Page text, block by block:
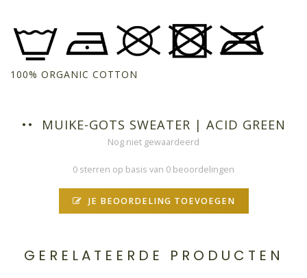
100% ORGANIC COTTON
•• MUIKE-GOTS SWEATER | ACID GREEN
Nog niet gewaardeerd
0 sterren op basis van 0 beoordelingen
JE BEOORDELING TOEVOEGEN
GERELATEERDE PRODUCTEN